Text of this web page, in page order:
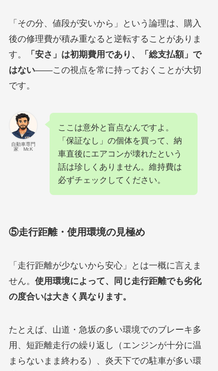
「その分、値段が安いから」という論理は、購入
後の修理費が積み重なると逆転することがありま
す。
「安さ」は初期費用であり、「総支払額」で
はない——この視点を常に持っておくことが大切
です。
自動車専門
家 Mr.K
ここは意外と盲点なんですよ。
「保証なし」の個体を買って、納
車直後にエアコンが壊れたという
話は珍しくありません。維持費は
必ずチェックしてください。
⑤走行距離・使用環境の見極め
「走行距離が少ないから安心」とは一概に言えま
せん。 使用環境によって、同じ走行距離でも劣化
の度合いは大きく異なります。
たとえば、山道・急坂の多い環境でのブレーキ多
用、短距離走行の繰り返し（エンジンが十分に温
まらないまま終わる）、炎天下での駐車が多い環